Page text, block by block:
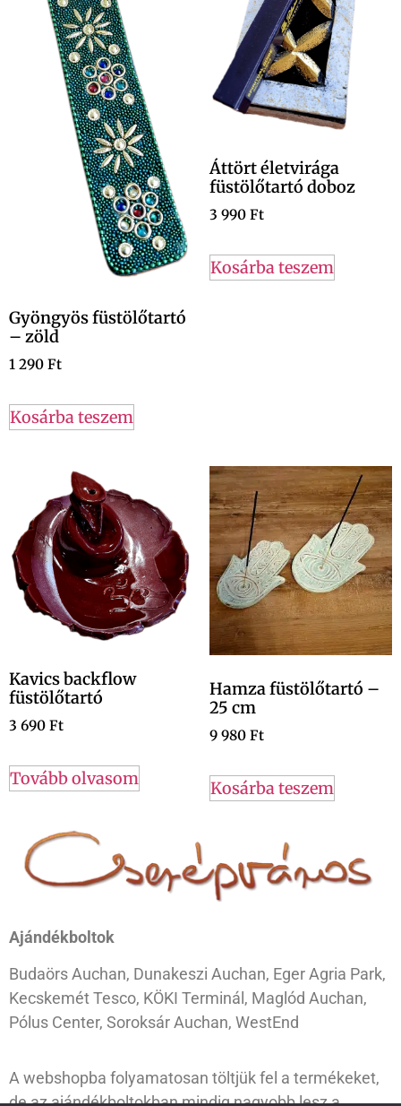
Gyöngyös füstölőtartó
– zöld
1 290 Ft
Kosárba teszem
Áttört életvirága
füstölőtartó doboz
3 990 Ft
Kosárba teszem
Kavics backflow
füstölőtartó
3 690 Ft
Tovább olvasom
Hamza füstölőtartó –
25 cm
9 980 Ft
Kosárba teszem
Ajándékboltok
Budaörs Auchan, Dunakeszi Auchan, Eger Agria Park,
Kecskemét Tesco, KÖKI Terminál, Maglód Auchan,
Pólus Center, Soroksár Auchan, WestEnd
A webshopba folyamatosan töltjük fel a termékeket,
de az ajándékboltokban mindig nagyobb lesz a